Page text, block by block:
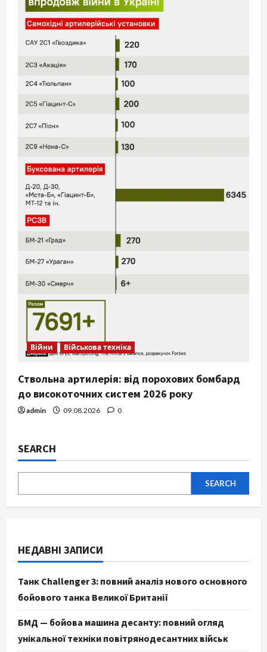
Війни Військова техніка
Ствольна артилерія: від порохових бомбард
до високоточних систем 2026 року
admin 09.08.2026 0
SEARCH
SEARCH
НЕДАВНІ ЗАПИСИ
Танк Challenger 3: повний аналіз нового основного
бойового танка Великої Британії
БМД — бойова машина десанту: повний огляд
унікальної техніки повітрянодесантних військ